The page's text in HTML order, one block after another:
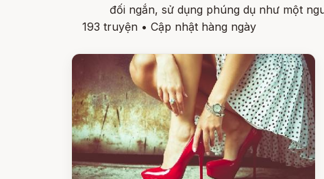
đối ngắn, sử dụng phúng dụ như một
193 truyện • Cập nhật hàng ngày